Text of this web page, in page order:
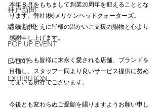
神戸新聞
繊研新聞
POP UP EVENT
EVENT
EXHIBITION
本年８月をもちまして創業20周年を迎えることとな
ります、弊社(株)メリケンヘッドクォーターズ。
これもひとえに皆様の温かいご支援の賜物と心より
感謝申し上げます。
これからも皆様に末永く愛される店舗、ブランドを
目指し、スタッフ一同より良いサービス提供に努め
てまいる所存でございます。
今後とも変わらぬご愛顧を賜りますようお願い申し